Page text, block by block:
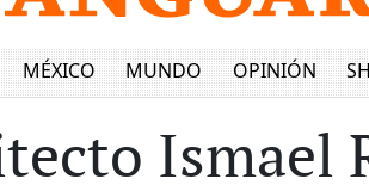
MÉXICO MUNDO OPINIÓN
Ismael